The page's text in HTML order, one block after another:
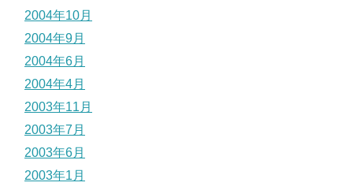
2004年10月
2004年9月
2004年6月
2004年4月
2003年11月
2003年7月
2003年6月
2003年1月